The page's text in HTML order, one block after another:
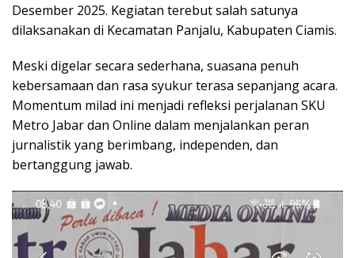
Desember 2025. Kegiatan terebut salah satunya
dilaksanakan di Kecamatan Panjalu, Kabupaten Ciamis.
Meski digelar secara sederhana, suasana penuh
kebersamaan dan rasa syukur terasa sepanjang acara.
Momentum milad ini menjadi refleksi perjalanan SKU
Metro Jabar dan Online dalam menjalankan peran
jurnalistik yang berimbang, independen, dan
bertanggung jawab.